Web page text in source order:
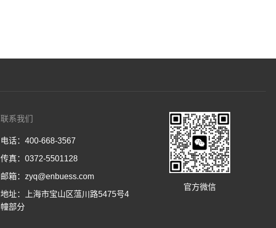
联系我们
电话：400-668-3567
传真：0372-5501128
邮箱：zyq@enbuess.com
地址：上海市宝山区蕰川路5475号4
幢部分
官方微信